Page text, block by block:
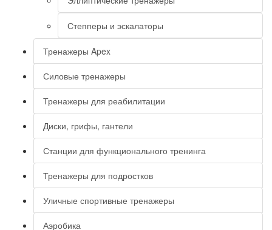
Степперы и эскалаторы
Тренажеры Apex
Силовые тренажеры
Тренажеры для реабилитации
Диски, грифы, гантели
Станции для функционального тренинга
Тренажеры для подростков
Уличные спортивные тренажеры
Аэробика